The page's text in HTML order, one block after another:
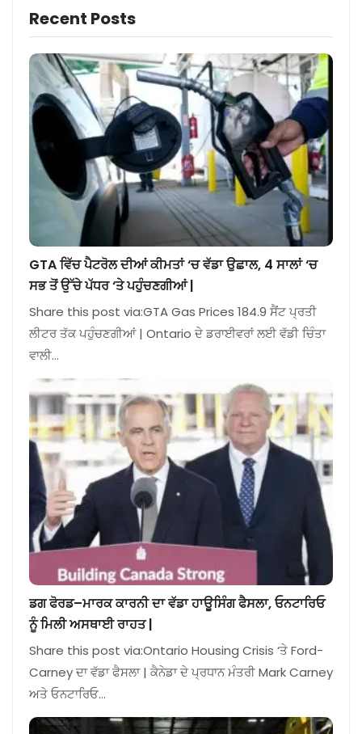
Recent Posts
GTA ਵਿੱਚ ਪੈਟਰੋਲ ਦੀਆਂ ਕੀਮਤਾਂ ‘ਚ ਵੱਡਾ ਉਛਾਲ, 4 ਸਾਲਾਂ ‘ਚ
ਸਭ ਤੋਂ ਉੱਚੇ ਪੱਧਰ ‘ਤੇ ਪਹੁੰਚਣਗੀਆਂ |
Share this post via:GTA Gas Prices 184.9 ਸੈਂਟ ਪ੍ਰਤੀ
ਲੀਟਰ ਤੱਕ ਪਹੁੰਚਣਗੀਆਂ | Ontario ਦੇ ਡਰਾਈਵਰਾਂ ਲਈ ਵੱਡੀ ਚਿੰਤਾ
ਵਾਲੀ…
ਡਗ ਫੋਰਡ–ਮਾਰਕ ਕਾਰਨੀ ਦਾ ਵੱਡਾ ਹਾਊਸਿੰਗ ਫੈਸਲਾ, ਓਨਟਾਰਿਓ
ਨੂੰ ਮਿਲੀ ਅਸਥਾਈ ਰਾਹਤ |
Share this post via:Ontario Housing Crisis ‘ਤੇ Ford-
Carney ਦਾ ਵੱਡਾ ਫੈਸਲਾ | ਕੈਨੇਡਾ ਦੇ ਪ੍ਰਧਾਨ ਮੰਤਰੀ Mark Carney
ਅਤੇ ਓਨਟਾਰਿਓ…